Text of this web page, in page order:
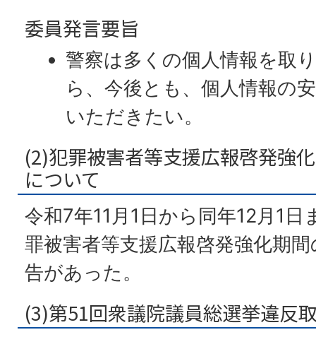
委員発言要旨
警察は多くの個人情報を取
ら、今後とも、個人情報の
いただきたい。
(2)犯罪被害者等支援広報啓発強
について
令和7年11月1日から同年12月1
罪被害者等支援広報啓発強化期
告があった。
(3)第51回衆議院議員総選挙違反